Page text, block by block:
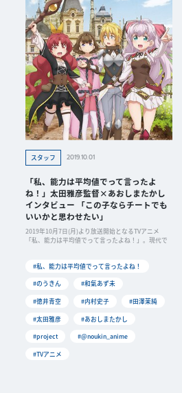
スタッフ 2019.10.01
「私、能力は平均値でって言ったよ
ね！」太田雅彦監督×あおしまたかし
インタビュー 「この子ならチートでも
いいかと思わせたい」
2019年10月7日(月)より放送開始となるTVアニメ
「私、能力は平均値でって言ったよね！」。現代で
#私、能力は平均値でって言ったよね！
#のうきん
#和氣あず未
#徳井青空
#内村史子
#田澤茉純
#太田雅彦
#あおしまたかし
#project
#@noukin_anime
#TVアニメ